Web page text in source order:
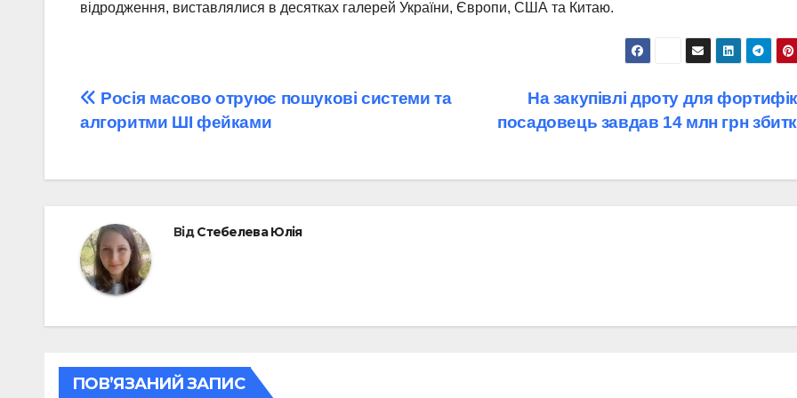
відродження, виставлялися в десятках галерей України, Європи, США та Китаю.
Навігація
записів
На закупівлі дроту для
посадовець завдав 14 млн грн
Росія масово отруює пошукові системи та
алгоритми ШІ фейками
ВідСтебелева Юлія
ПОВ’ЯЗАНИЙ ЗАПИС